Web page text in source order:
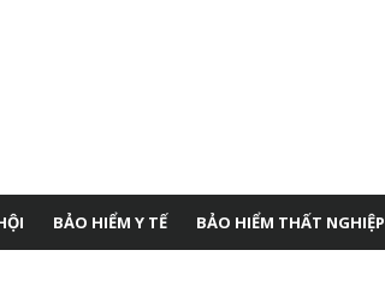
BẢO HIỂM Y TẾ BẢO HIỂM THẤT NGHIỆP